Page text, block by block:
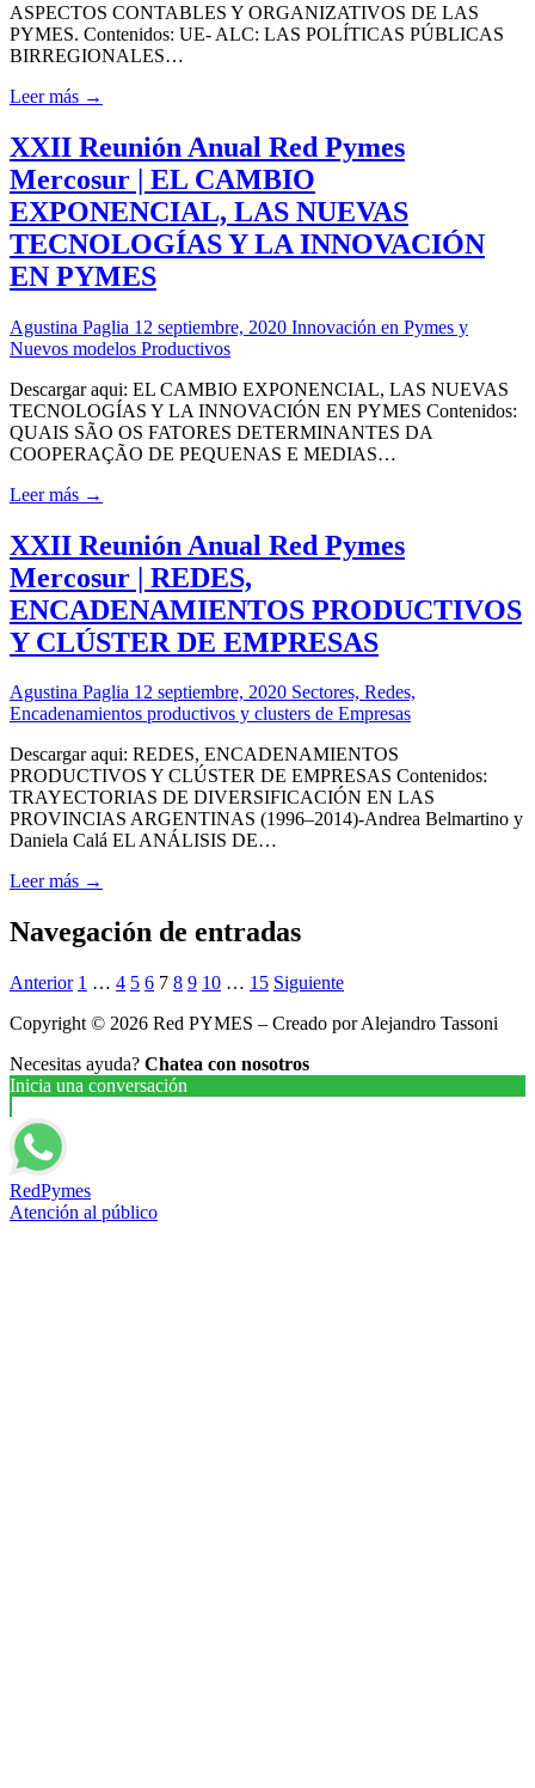
ASPECTOS CONTABLES Y ORGANIZATIVOS DE LAS
PYMES. Contenidos: UE- ALC: LAS POLÍTICAS PÚBLICAS
BIRREGIONALES…
Leer más →
XXII Reunión Anual Red Pymes
Mercosur | EL CAMBIO
EXPONENCIAL, LAS NUEVAS
TECNOLOGÍAS Y LA INNOVACIÓN
EN PYMES
Agustina Paglia 12 septiembre, 2020 Innovación en Pymes y
Nuevos modelos Productivos
Descargar aqui: EL CAMBIO EXPONENCIAL, LAS NUEVAS
TECNOLOGÍAS Y LA INNOVACIÓN EN PYMES Contenidos:
QUAIS SÃO OS FATORES DETERMINANTES DA
COOPERAÇÃO DE PEQUENAS E MEDIAS…
Leer más →
XXII Reunión Anual Red Pymes
Mercosur | REDES,
ENCADENAMIENTOS PRODUCTIVOS
Y CLÚSTER DE EMPRESAS
Agustina Paglia 12 septiembre, 2020 Sectores, Redes,
Encadenamientos productivos y clusters de Empresas
Descargar aqui: REDES, ENCADENAMIENTOS
PRODUCTIVOS Y CLÚSTER DE EMPRESAS Contenidos:
TRAYECTORIAS DE DIVERSIFICACIÓN EN LAS
PROVINCIAS ARGENTINAS (1996–2014)-Andrea Belmartino y
Daniela Calá EL ANÁLISIS DE…
Leer más →
Navegación de entradas
Anterior 1 … 4 5 6 7 8 9 10 … 15 Siguiente
Copyright © 2026 Red PYMES – Creado por Alejandro Tassoni
Necesitas ayuda? Chatea con nosotros
Inicia una conversación
RedPymes
Atención al público